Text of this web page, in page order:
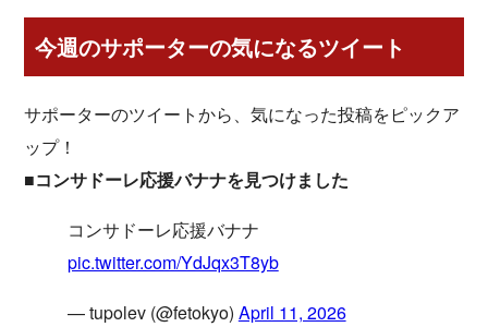
今週のサポーターの気になるツイート
サポーターのツイートから、気になった投稿をピックア
ップ！
■コンサドーレ応援バナナを見つけました
コンサドーレ応援バナナ
pic.twitter.com/YdJqx3T8yb
— tupolev (@fetokyo) April 11, 2026